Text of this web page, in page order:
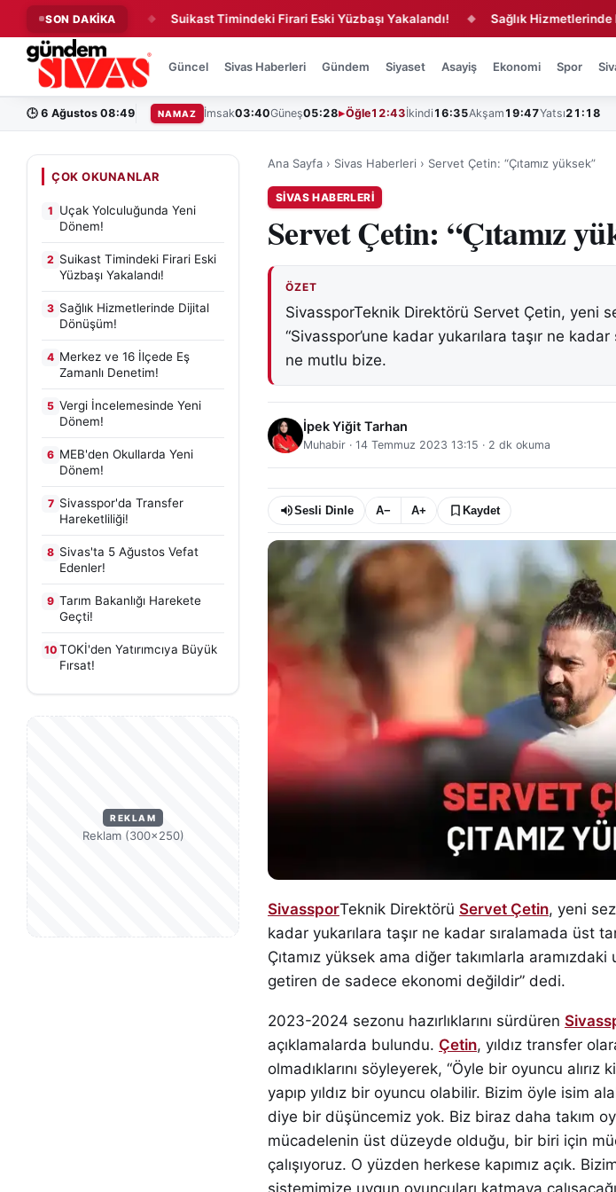
SON DAKİKA
Yeni Dönem! ◆ Suikast Timindeki Firari Eski Yüzbaşı Yakalandı! ◆ Sağlık Hizmetlerinde Dijital
Güncel Sivas Haberleri Gündem Siyaset Asayiş Ekonomi Spor
🕒 6 Ağustos 08:49 NAMAZ İmsak03:40Güneş05:28 Öğle12:43İkindi 16:35Akşam 19:47Yatsı21:18
ÇOK OKUNANLAR
1 Uçak Yolculuğunda Yeni
Dönem!
2 Suikast Timindeki Firari Eski
Yüzbaşı Yakalandı!
3 Sağlık Hizmetlerinde Dijital
Dönüşüm!
4 Merkez ve 16 İlçede Eş
Zamanlı Denetim!
5 Vergi İncelemesinde Yeni
Dönem!
6 MEB'den Okullarda Yeni
Dönem!
7 Sivasspor'da Transfer
Hareketliliği!
8 Sivas'ta 5 Ağustos Vefat
Edenler!
9 Tarım Bakanlığı Harekete
Geçti!
10 TOKİ'den Yatırımcıya Büyük
Fırsat!
REKLAM
Reklam (300×250)
Ana Sayfa › Sivas Haberleri › Servet Çetin: “Çıtamız yüksek”
SIVAS HABERLERI
Servet Çetin: “Çıtamız
ÖZET
SivassporTeknik Direktörü Servet Çetin, yeni
“Sivasspor’une kadar yukarılara taşır ne
ne mutlu bize.
İpek Yiğit Tarhan
Muhabir · 14 Temmuz 2023 13:15 · 2 dk okuma
Sesli Dinle A− A+ Kaydet
SivassporTeknik Direktörü Servet Çetin, yeni
kadar yukarılara taşır ne kadar sıralamada üst
Çıtamız yüksek ama diğer takımlarla
getiren de sadece ekonomi değildir” dedi.
2023-2024 sezonu hazırlıklarını sürdüren
açıklamalarda bulundu. Çetin, yıldız transfer
olmadıklarını söyleyerek, “Öyle bir oyuncu
yapıp yıldız bir oyuncu olabilir. Bizim öyle isim
diye bir düşüncemiz yok. Biz biraz daha takım
mücadelenin üst düzeyde olduğu, bir biri için
çalışıyoruz. O yüzden herkese kapımız açık.
sistemimize uygun oyuncuları katmaya